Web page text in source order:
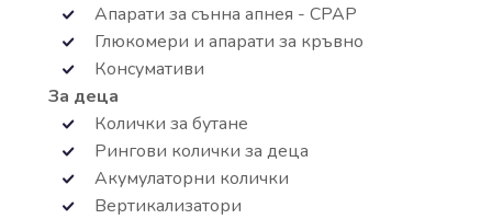
Апарати за сънна апнея - СРАР
Глюкомери и апарати за кръвно
Консумативи
За деца
Колички за бутане
Рингови колички за деца
Акумулаторни колички
Вертикализатори